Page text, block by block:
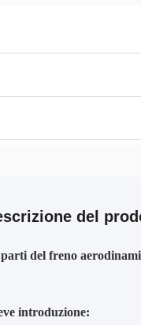
del
del freno
introduzione: